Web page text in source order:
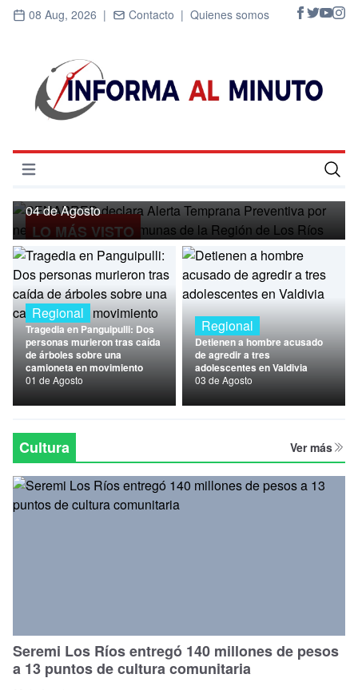
08 Aug, 2026 | Contacto | Quienes somos
Abrir menú
Inicio
Cultura
Deportes
Economía
Entrevistas
Nacional
Política
Regional
LO MÁS VISTO
Regional
SENAPRED declara Alerta Temprana
Preventiva por nevadas para ocho
04 de Agosto
Regional
Tragedia en Panguipulli: Dos
personas murieron tras caída
de árboles sobre una
camioneta en movimiento
01 de Agosto
Regional
Detienen a hombre acusado
de agredir a tres
adolescentes en Valdivia
03 de Agosto
Cultura Ver más
Seremi Los Ríos entregó 140 millones de pesos
a 13 puntos de cultura comunitaria